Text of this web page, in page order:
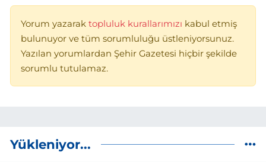
Yorum yazarak topluluk kurallarımızı kabul etmiş
bulunuyor ve tüm sorumluluğu üstleniyorsunuz.
Yazılan yorumlardan Şehir Gazetesi hiçbir şekilde
sorumlu tutulamaz.
Yükleniyor...